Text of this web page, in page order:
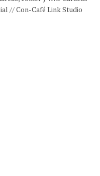
// Con-Café Link Studio